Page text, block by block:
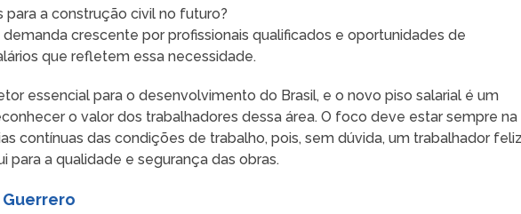
para a construção civil no futuro?
crescente por profissionais qualificados e oportunidades de
que refletem essa necessidade.
essencial para o desenvolvimento do Brasil, e o novo piso salarial é um
o valor dos trabalhadores dessa área. O foco deve estar sempre na
contínuas das condições de trabalho, pois, sem dúvida, um trabalhador
para a qualidade e segurança das obras.
Guerrero